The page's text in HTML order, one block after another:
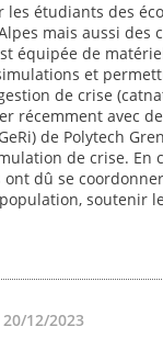
les étudiants des
mais aussi des
équipée de
et
de crise
récemment avec
de Polytech
de crise. En
dû se
soutenir
20/12/2023